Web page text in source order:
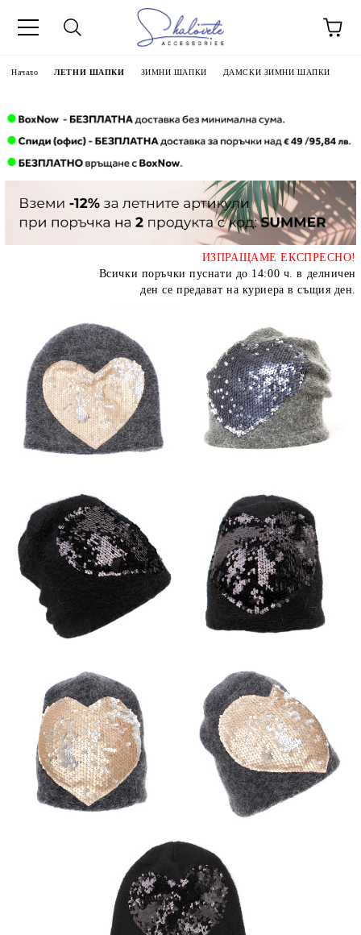
Начало ЛЕТНИ ШАПКИ ЗИМНИ ШАПКИ ДАМСКИ ЗИМНИ ШАПКИ
ИЗПРАЩАМЕ ЕКСПРЕСНО!
Всички поръчки пуснати до 14:00 ч. в делничен
ден се предават на куриера в същия ден.